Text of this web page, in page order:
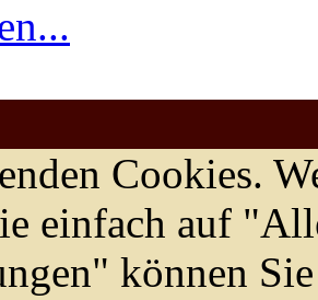
Cookies.
einfach auf
können